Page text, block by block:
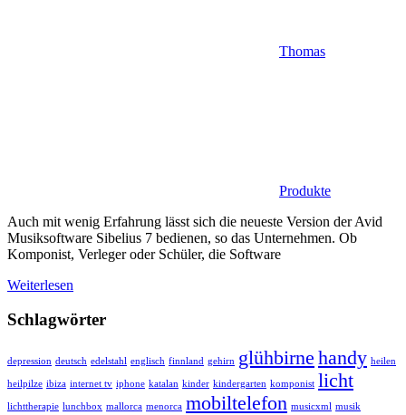
Thomas
Produkte
Auch mit wenig Erfahrung lässt sich die neueste Version der Avid
Musiksoftware Sibelius 7 bedienen, so das Unternehmen. Ob
Komponist, Verleger oder Schüler, die Software
Weiterlesen
Schlagwörter
depression deutsch edelstahl englisch finnland gehirn glühbirne handy heilen
heilpilze ibiza internet tv iphone katalan kinder kindergarten komponist licht
lichttherapie lunchbox mallorca menorca mobiltelefon musicxml musik